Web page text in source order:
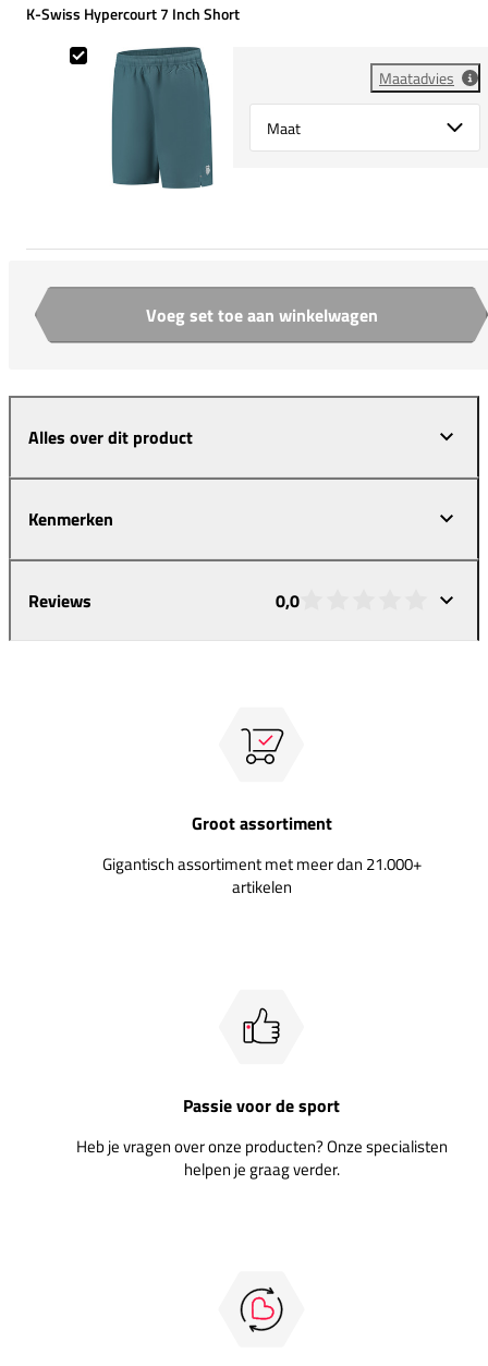
K-Swiss Hypercourt 7 Inch Short
Maatadvies
Select {option} for {name}
K-Swiss Hypercourt 7 Inch Short
Aantal Voeg set toe aan winkelwagen
Alles over dit product
Kenmerken
Reviews 0,0
Groot assortiment
Gigantisch assortiment met meer dan 21.000+
artikelen
Passie voor de sport
Heb je vragen over onze producten? Onze specialisten
helpen je graag verder.